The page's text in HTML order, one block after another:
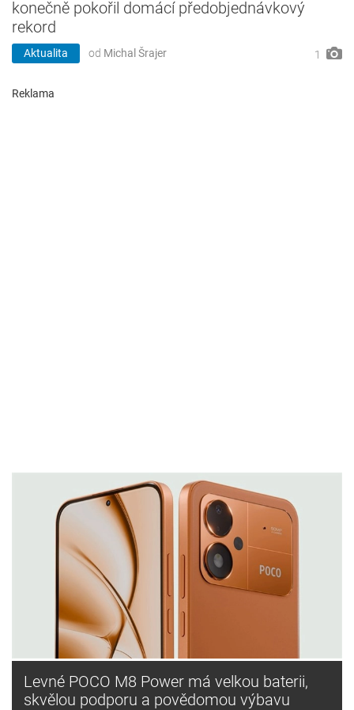
konečně pokořil domácí předobjednávkový
rekord
Aktualita od Michal Šrajer 1
Reklama
Levné POCO M8 Power má velkou baterii,
skvělou podporu a povědomou výbavu